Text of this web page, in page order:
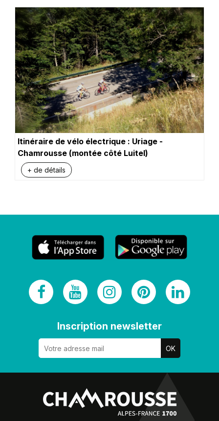
Itinéraire de vélo électrique : Uriage -
Chamrousse (montée côté Luitel)
+ de détails
Inscription newsletter